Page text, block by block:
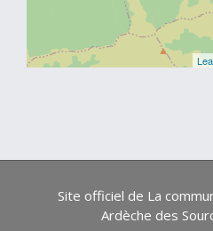
Site officiel de La
Ardèche des